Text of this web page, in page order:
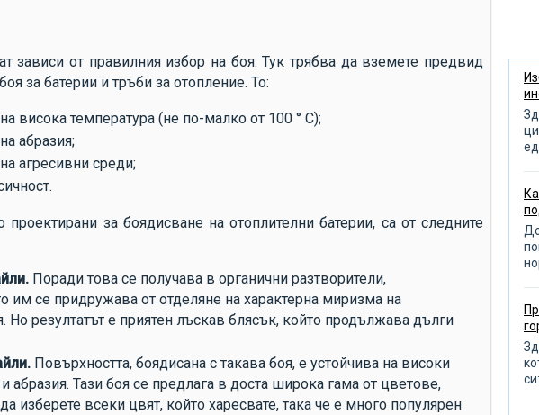
зависи от правилния избор на боя. Тук трябва да вземете предвид
за батерии и тръби за отопление. То:
висока температура (не по-малко от 100 ° С);
абразия;
агресивни среди;
проектирани за боядисване на отоплителни батерии, са от следните
Поради това се получава в органични разтворители,
им се придружава от отделяне на характерна миризма на
Но резултатът е приятен лъскав блясък, който продължава дълги
Повърхността, боядисана с такава боя, е устойчива на високи
абразия. Тази боя се предлага в доста широка гама от цветове,
изберете всеки цвят, който харесвате, така че е много популярен